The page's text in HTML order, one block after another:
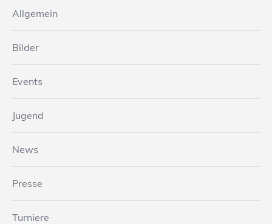
Allgemein
Bilder
Events
Jugend
News
Presse
Turniere